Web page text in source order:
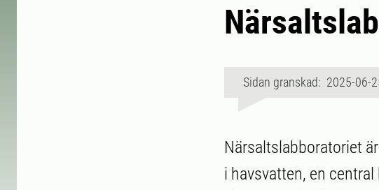
Sidan granskad: 2025-06-
Närsaltslabboratoriet
i havsvatten, en